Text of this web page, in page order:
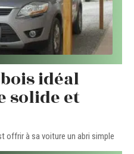
idéal
solide et
offrir à sa voiture un abri simple